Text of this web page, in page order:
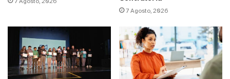
7 Agosto, 2026
7 Agosto, 2026